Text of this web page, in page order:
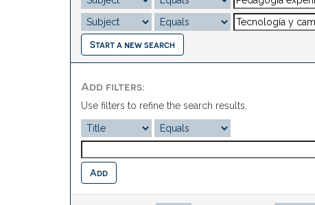
Start a new search
Add filters:
Use filters to refine the search results.